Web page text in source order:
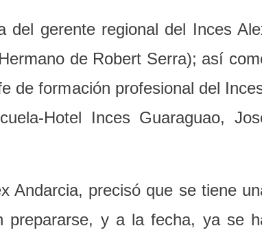
del gerente regional del Inces
de Robert Serra); así
de formación profesional del
Hotel Inces Guaraguao,
Andarcia, precisó que se tiene
prepararse, y a la fecha, ya se